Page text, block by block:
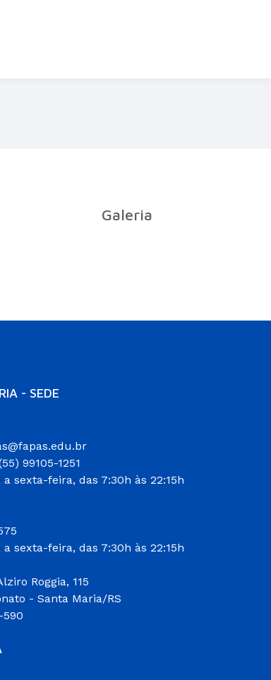
Galeria
- SEDE
99105-1251
a sexta-feira, das 7:30h às 22:15h
a sexta-feira, das 7:30h às 22:15h
Roggia, 115
- Santa Maria/RS
590